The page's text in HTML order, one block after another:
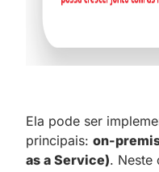
Ela pode ser
principais: on-
as a Service). Neste